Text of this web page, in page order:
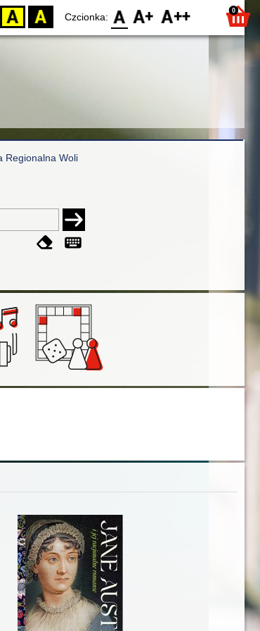
YB BY Czcionka: F0 F1 F2 0
Regionalna Woli